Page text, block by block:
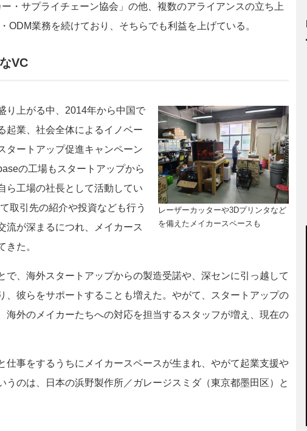
・サプライチェーン協会」の他、複数のアライアンスの立ち上
ODM業務を続けており、そちらでも利益を上げている。
VC
レーザーカッターや3Dプリンタなど
を備えたメイカースペースも
上がる中、2014年から中国で
起業、社会全体によるイノベー
タートアップ促進キャンペーン
の工場もスタートアップから
ら工場の社長として活動してい
取引先の紹介や投資なども行う
流が深まるにつれ、メイカース
きた。
、海外スタートアップからの製造受諾や、深センに引っ越して
、彼らをサポートすることも増えた。やがて、スタートアップの
海外のメイカーたちへの対応を担当するスタッフが増え、現在の
事をするうちにメイカースペースが生まれ、やがて起業支援や
うのは、日本の浜野製作所／ガレージスミダ（東京都墨田区）と